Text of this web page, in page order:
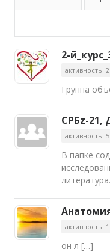
2-
активность:
Группа
СРБz-21,
активность:
В папке
активность:
он л […]